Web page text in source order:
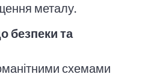
металу.
безпеки та
схемами